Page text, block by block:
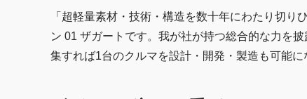
「超軽量素材・技術・構造を数十年にわたり切
ン 01 ザガートです。我が社が持つ総合的な力を
集すれば1台のクルマを設計・開発・製造も可能に